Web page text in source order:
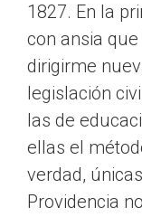
1827. En la
con ansia
dirigirme
legislación
las de
ellas el
verdad,
Providencia